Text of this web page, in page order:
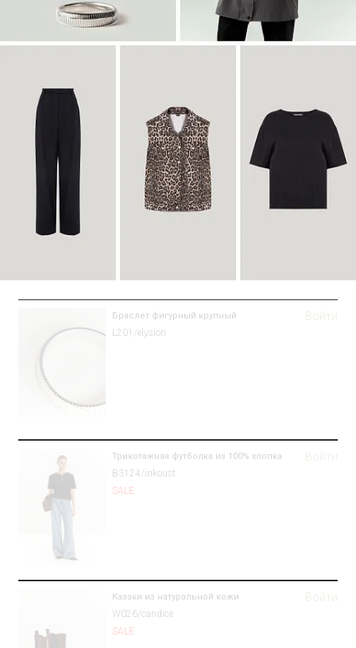
SALE
Браслет фигурный крупный
L201/elysion
Войти
Трикотажная футболка из 100% хлопка
B3124/inkoust
SALE
Войти
Казаки из натуральной кожи
W026/candice
SALE
Войти